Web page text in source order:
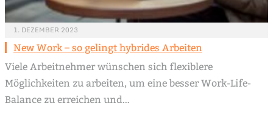
1. DEZEMBER 2023
New Work – so gelingt hybrides Arbeiten
Viele Arbeitnehmer wünschen sich flexiblere
Möglichkeiten zu arbeiten, um eine besser Work-Life-
Balance zu erreichen und…